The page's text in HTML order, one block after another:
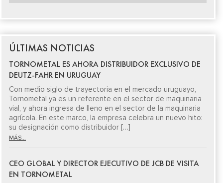
ÚLTIMAS NOTICIAS
TORNOMETAL ES AHORA DISTRIBUIDOR EXCLUSIVO DE
DEUTZ-FAHR EN URUGUAY
Con medio siglo de trayectoria en el mercado uruguayo,
Tornometal ya es un referente en el sector de maquinaria
vial, y ahora ingresa de lleno en el sector de la maquinaria
agrícola. En este marco, la empresa celebra un nuevo hito:
su designación como distribuidor […]
MÁS...
CEO GLOBAL Y DIRECTOR EJECUTIVO DE JCB DE VISITA
EN TORNOMETAL